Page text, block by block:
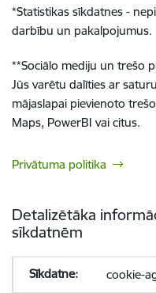
*Statistikas sīkdatnes -
darbību un pakalpojumus.
**Sociālo mediju un trešo
Jūs varētu dalīties ar
mājaslapai pievienoto
Maps, PowerBI vai citus.
Privātuma politika
Detalizētāka
sīkdatnēm
cookie-